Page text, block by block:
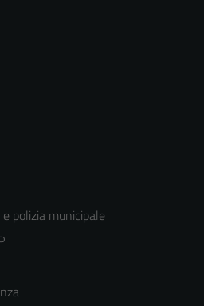
polizia municipale